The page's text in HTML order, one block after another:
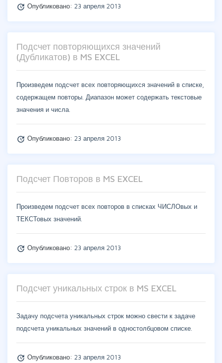
update Опубликовано: 23 апреля 2013
Подсчет повторяющихся значений
(Дубликатов) в MS EXCEL
Произведем подсчет всех повторяющихся значений в списке,
содержащем повторы. Диапазон может содержать текстовые
значения и числа.
update Опубликовано: 23 апреля 2013
Подсчет Повторов в MS EXCEL
Произведем подсчет всех повторов в списках ЧИСЛОвых и
ТЕКСТовых значений.
update Опубликовано: 23 апреля 2013
Подсчет уникальных строк в MS EXCEL
Задачу подсчета уникальных строк можно свести к задаче
подсчета уникальных значений в одностолбцовом списке.
update Опубликовано: 23 апреля 2013